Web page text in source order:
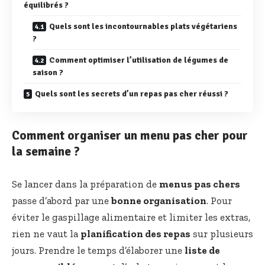
équilibrés ?
Quels sont les incontournables plats végétariens
?
Comment optimiser l’utilisation de légumes de
saison ?
Quels sont les secrets d’un repas pas cher réussi ?
Comment organiser un menu pas cher pour
la semaine ?
Se lancer dans la préparation de menus pas chers
passe d’abord par une bonne organisation. Pour
éviter le gaspillage alimentaire et limiter les extras,
rien ne vaut la planification des repas sur plusieurs
jours. Prendre le temps d’élaborer une liste de